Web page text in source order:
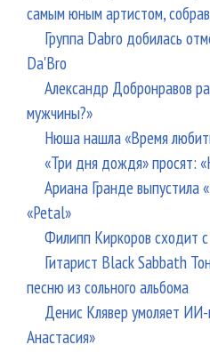
самым юным артистом,
Группа Dabro добилась
Da'Bro
Александр Добронравов
мужчины?»
Нюша нашла «Время
«Три дня дождя» просят:
Ариана Гранде выпустила
«Petal»
Филипп Киркоров сходит
Гитарист Black Sabbath
песню из сольного альбома
Денис Клявер умоляет
Анастасия»